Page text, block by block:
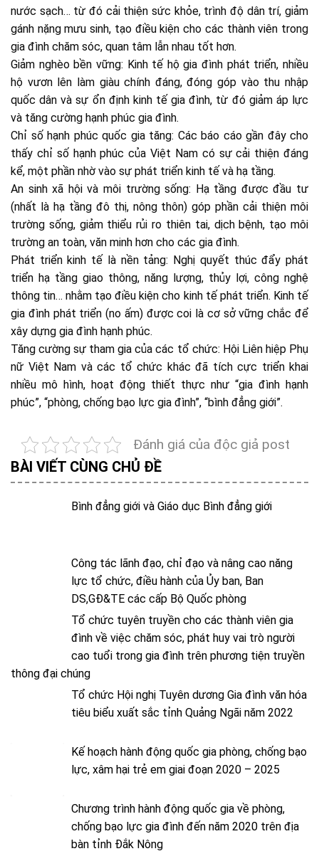
nước sạch… từ đó cải thiện sức khỏe, trình độ dân trí, giảm
gánh nặng mưu sinh, tạo điều kiện cho các thành viên trong
gia đình chăm sóc, quan tâm lẫn nhau tốt hơn.
Giảm nghèo bền vững: Kinh tế hộ gia đình phát triển, nhiều
hộ vươn lên làm giàu chính đáng, đóng góp vào thu nhập
quốc dân và sự ổn định kinh tế gia đình, từ đó giảm áp lực
và tăng cường hạnh phúc gia đình.
Chỉ số hạnh phúc quốc gia tăng: Các báo cáo gần đây cho
thấy chỉ số hạnh phúc của Việt Nam có sự cải thiện đáng
kể, một phần nhờ vào sự phát triển kinh tế và hạ tầng.
An sinh xã hội và môi trường sống: Hạ tầng được đầu tư
(nhất là hạ tầng đô thị, nông thôn) góp phần cải thiện môi
trường sống, giảm thiểu rủi ro thiên tai, dịch bệnh, tạo môi
trường an toàn, văn minh hơn cho các gia đình.
Phát triển kinh tế là nền tảng: Nghị quyết thúc đẩy phát
triển hạ tầng giao thông, năng lượng, thủy lợi, công nghệ
thông tin… nhằm tạo điều kiện cho kinh tế phát triển. Kinh tế
gia đình phát triển (no ấm) được coi là cơ sở vững chắc để
xây dựng gia đình hạnh phúc.
Tăng cường sự tham gia của các tổ chức: Hội Liên hiệp Phụ
nữ Việt Nam và các tổ chức khác đã tích cực triển khai
nhiều mô hình, hoạt động thiết thực như “gia đình hạnh
phúc”, “phòng, chống bạo lực gia đình”, “bình đẳng giới”.
Đánh giá của độc giả post
BÀI VIẾT CÙNG CHỦ ĐỀ
Bình đẳng giới và Giáo dục Bình đẳng giới
Công tác lãnh đạo, chỉ đạo và nâng cao năng
lực tổ chức, điều hành của Ủy ban, Ban
DS,GĐ&TE các cấp Bộ Quốc phòng
Tổ chức tuyên truyền cho các thành viên gia
đình về việc chăm sóc, phát huy vai trò người
cao tuổi trong gia đình trên phương tiện truyền
thông đại chúng
Tổ chức Hội nghị Tuyên dương Gia đình văn hóa
tiêu biểu xuất sắc tỉnh Quảng Ngãi năm 2022
Kế hoạch hành động quốc gia phòng, chống bạo
lực, xâm hại trẻ em giai đoạn 2020 – 2025
Chương trình hành động quốc gia về phòng,
chống bạo lực gia đình đến năm 2020 trên địa
bàn tỉnh Đắk Nông